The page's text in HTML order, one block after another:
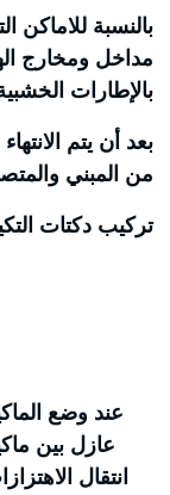
بالنسبة للاماكن
مداخل ومخارج
بالإطارات
بعد أن يتم
من المبني
تركيب دكتات
عند وضع
عازل بين
انتقال